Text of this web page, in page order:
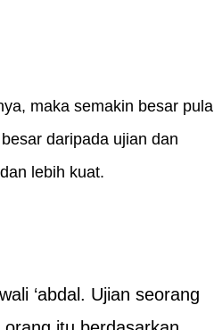
maka semakin besar pula
daripada ujian dan
lebih kuat.
‘abdal. Ujian seorang